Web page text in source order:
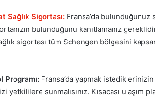
Sağlık Sigortası: Fransa’da bulunduğunuz
bulunduğunu kanıtlamanız
sigortası tüm Schengen bölgesini
Programı: Fransa’da yapmak
yetkililere sunmalısınız. Kısacası ulaşım